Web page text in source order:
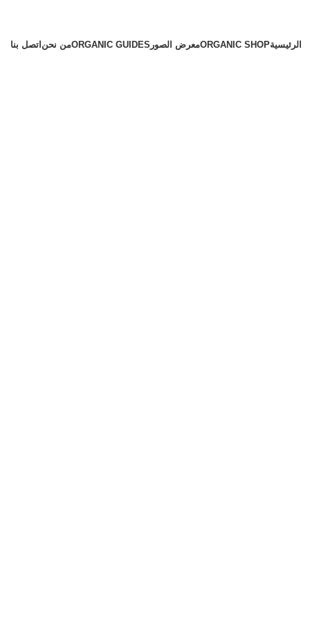
الرئيسيةORGANIC SHOPمعرض الصور ORGANIC GUIDESمن نحن اتصل بنا